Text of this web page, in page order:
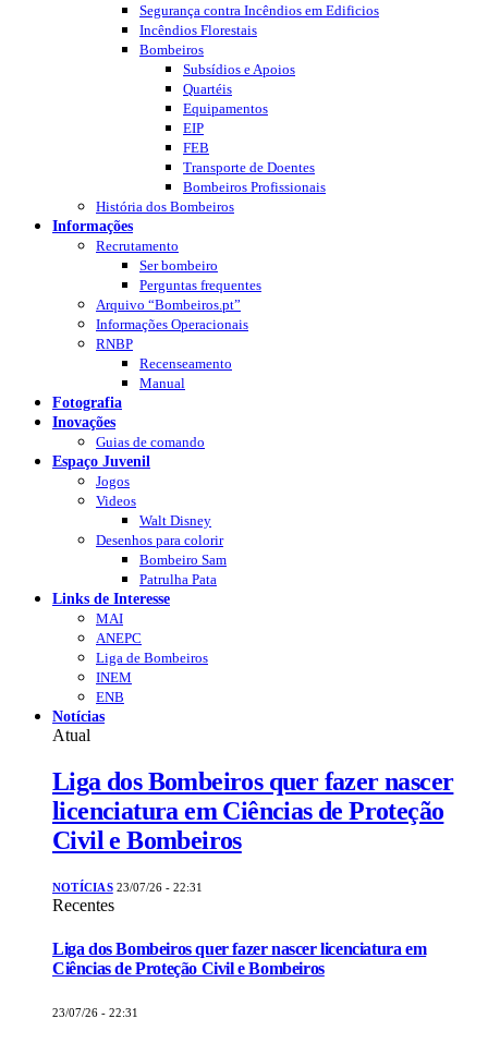
Segurança contra Incêndios em Edificios
Incêndios Florestais
Bombeiros
Subsídios e Apoios
Quartéis
Equipamentos
EIP
FEB
Transporte de Doentes
Bombeiros Profissionais
História dos Bombeiros
Informações
Recrutamento
Ser bombeiro
Perguntas frequentes
Arquivo “Bombeiros.pt”
Informações Operacionais
RNBP
Recenseamento
Manual
Fotografia
Inovações
Guias de comando
Espaço Juvenil
Jogos
Videos
Walt Disney
Desenhos para colorir
Bombeiro Sam
Patrulha Pata
Links de Interesse
MAI
ANEPC
Liga de Bombeiros
INEM
ENB
Notícias
Atual
Liga dos Bombeiros quer fazer nascer
licenciatura em Ciências de Proteção
Civil e Bombeiros
NOTÍCIAS 23/07/26 - 22:31
Recentes
Liga dos Bombeiros quer fazer nascer licenciatura em
Ciências de Proteção Civil e Bombeiros
23/07/26 - 22:31